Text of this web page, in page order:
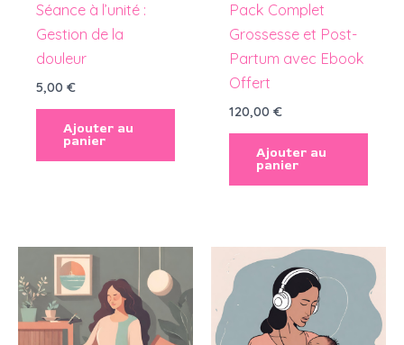
Séance à l’unité :
Gestion de la
douleur
5,00 €
Ajouter au
panier
Pack Complet
Grossesse et Post-
Partum avec Ebook
Offert
120,00 €
Ajouter au
panier